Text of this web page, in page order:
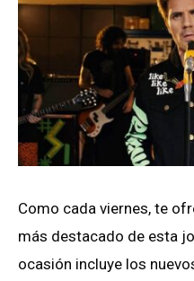
Como cada viernes, te
más destacado de esta
ocasión incluye los